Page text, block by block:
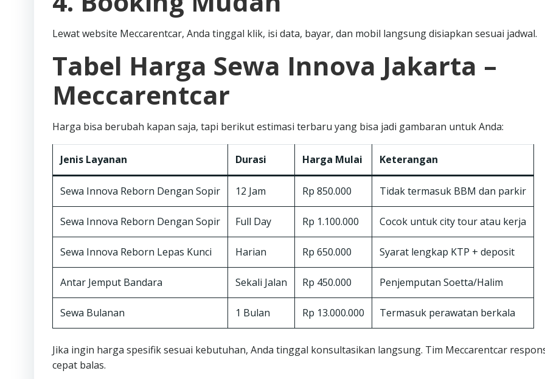
Lewat website Meccarentcar, Anda tinggal klik, isi data, bayar, dan mobil langsung disiapkan sesuai jadwal.
Tabel Harga Sewa Innova Jakarta –
Meccarentcar
Harga bisa berubah kapan saja, tapi berikut estimasi terbaru yang bisa jadi gambaran untuk Anda:
Jenis Layanan Durasi Harga Mulai Keterangan
Sewa Innova Reborn Dengan Sopir 12 Jam Rp 850.000 Tidak termasuk BBM dan parkir
Sewa Innova Reborn Dengan Sopir Full Day Rp 1.100.000 Cocok untuk city tour atau kerja
Sewa Innova Reborn Lepas Kunci Harian Rp 650.000 Syarat lengkap KTP + deposit
Antar Jemput Bandara Sekali Jalan Rp 450.000 Penjemputan Soetta/Halim
Sewa Bulanan 1 Bulan Rp 13.000.000 Termasuk perawatan berkala
Jika ingin harga spesifik sesuai kebutuhan, Anda tinggal konsultasikan langsung. Tim Meccarentcar
cepat balas.